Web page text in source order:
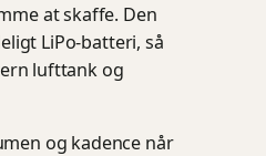
at skaffe. Den
LiPo-batteri, så
lufttank og
og kadence når